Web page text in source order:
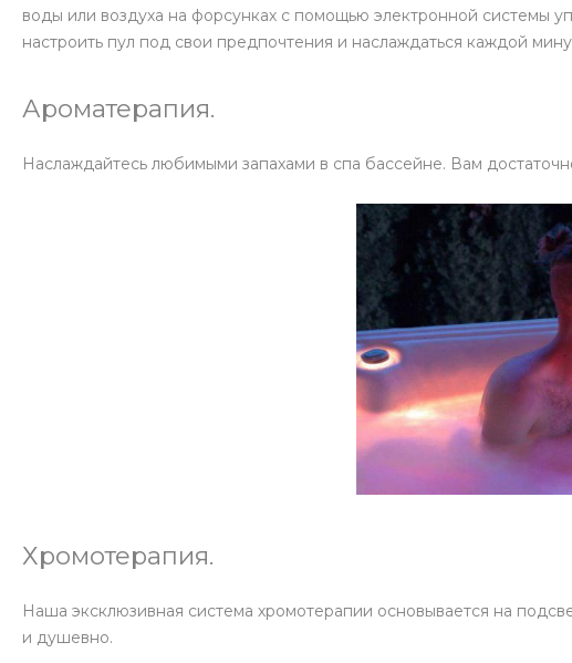
воды или воздуха на форсунках с помощью электронной системы
настроить пул под свои предпочтения и наслаждаться каждой
Ароматерапия.
Наслаждайтесь любимыми запахами в спа бассейне. Вам
Хромотерапия.
Наша эксклюзивная система хромотерапии основывается на
и душевно.